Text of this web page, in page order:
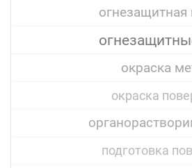
огнезащитная
окраска
окраска
подготовка